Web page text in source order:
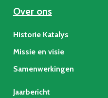
Over ons
Historie Katalys
Missie en visie
Samenwerkingen
Jaarbericht